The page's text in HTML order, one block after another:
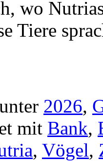
wo
Tiere
2026,
mit Bank,
, Vögel,